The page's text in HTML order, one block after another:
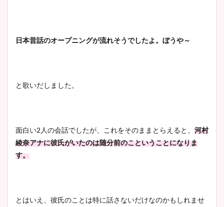
日本昔話のオープニングが流れそうでしたよ。ぼうや～
と歌いだしました。
面白い2人の会話でしたが、これをそのままとらえると、 河村
綾奈アナに彼氏がいたのは随分前のこということになりま
す。
とはいえ、彼氏のことは特に話さないだけなのかもしれませ